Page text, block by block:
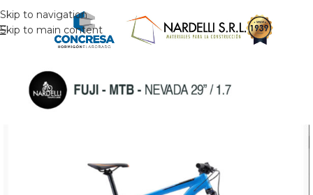
Skip to navigation
Skip to main content